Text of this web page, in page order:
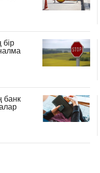
банк